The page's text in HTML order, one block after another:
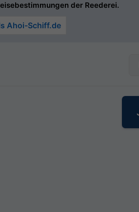
der Reederei.
Ahoi-Schiff.de